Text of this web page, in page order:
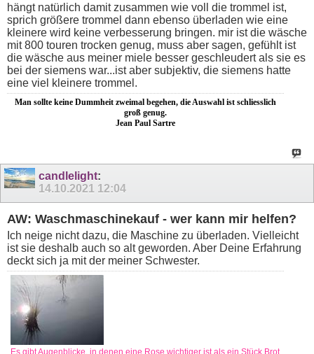
hängt natürlich damit zusammen wie voll die trommel ist,
sprich größere trommel dann ebenso überladen wie eine
kleinere wird keine verbesserung bringen. mir ist die wäsche
mit 800 touren trocken genug, muss aber sagen, gefühlt ist
die wäsche aus meiner miele besser geschleudert als sie es
bei der siemens war...ist aber subjektiv, die siemens hatte
eine viel kleinere trommel.
Man sollte keine Dummheit zweimal begehen, die Auswahl ist schliesslich
groß genug.
Jean Paul Sartre
candlelight:
14.10.2021 12:04
AW: Waschmaschinekauf - wer kann mir helfen?
Ich neige nicht dazu, die Maschine zu überladen. Vielleicht
ist sie deshalb auch so alt geworden. Aber Deine Erfahrung
deckt sich ja mit der meiner Schwester.
Es gibt Augenblicke, in denen eine Rose wichtiger ist als ein Stück Brot